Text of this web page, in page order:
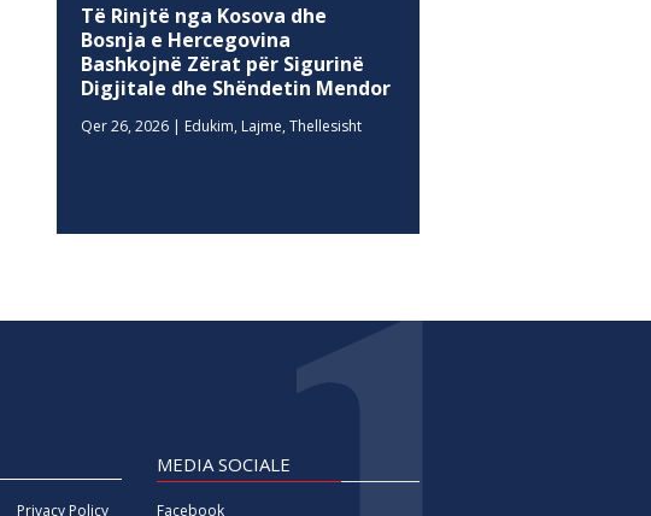
Të Rinjtë nga Kosova dhe
Bosnja e Hercegovina
Bashkojnë Zërat për Sigurinë
Digjitale dhe Shëndetin Mendor
Qer 26, 2026 | Edukim, Lajme,Thellesisht
Privacy Policy
MEDIA SOCIALE
Facebook